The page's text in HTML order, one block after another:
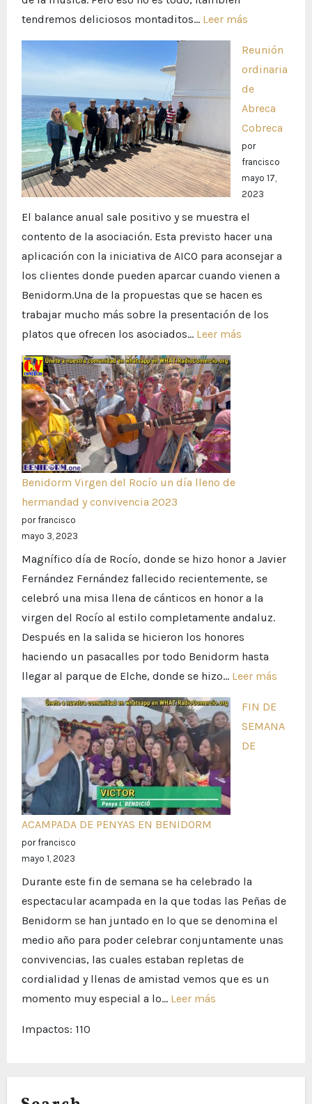
tendremos deliciosos montaditos… Leer más:
TARDEO
y
recaudación
de
fondos
las
fiestas
Reunión
ordinaria
de
Abreca
Cobreca
por
francisco
mayo 17,
2023
El balance anual sale positivo y se muestra el
contento de la asociación. Esta previsto hacer una
aplicación con la iniciativa de AICO para aconsejar a
los clientes donde pueden aparcar cuando vienen a
Benidorm.Una de la propuestas que se hacen es
trabajar mucho más sobre la presentación de los
platos que ofrecen los asociados… Leer más:
Benidorm Virgen del Rocío un día lleno de
hermandad y convivencia 2023
por francisco
mayo 3, 2023
Magnífico día de Rocío, donde se hizo honor a Javier
Fernández Fernández fallecido recientemente, se
celebró una misa llena de cánticos en honor a la
virgen del Rocío al estilo completamente andaluz.
Después en la salida se hicieron los honores
haciendo un pasacalles por todo Benidorm hasta
llegar al parque de Elche, donde se hizo… Leer más:
del
2023
FIN DE
SEMANA
DE
ACAMPADA DE PENYAS EN BENIDORM
por francisco
mayo 1, 2023
Durante este fin de semana se ha celebrado la
espectacular acampada en la que todas las Peñas de
Benidorm se han juntado en lo que se denomina el
medio año para poder celebrar conjuntamente unas
convivencias, las cuales estaban repletas de
cordialidad y llenas de amistad vemos que es un
momento muy especial a lo… Leer más:
Impactos: 110